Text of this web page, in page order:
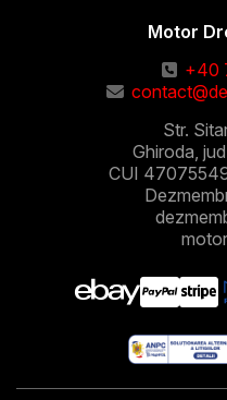
Motor
+40
Str.
Ghiroda,
CUI